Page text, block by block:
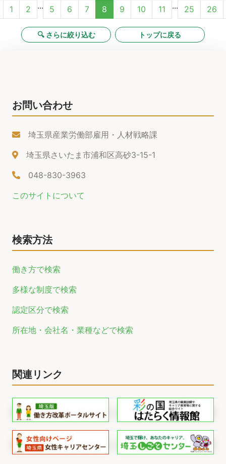
1 2 ... 5 6 7 8 9 10 11 ... 25 26
🔍 さらに絞り込む トップに戻る
お問い合わせ
埼玉県産業労働部雇用・人材戦略課
埼玉県さいたま市浦和区高砂3-15-1
048-830-3963
このサイトについて
検索方法
働き方で検索
多様な制度で検索
認定区分で検索
所在地・会社名・業種などで検索
関連リンク